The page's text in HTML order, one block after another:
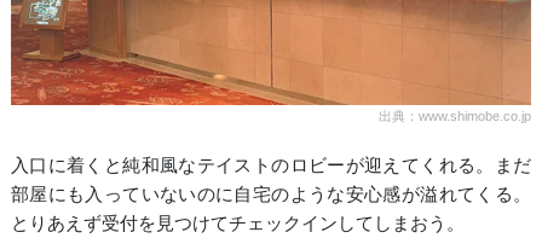
出典：www.shimobe.co.jp
入口に着くと純和風なテイストのロビーが迎えてくれる。まだ
部屋にも入っていないのに自宅のような安心感が溢れてくる。
とりあえず受付を見つけてチェックインしてしまおう。